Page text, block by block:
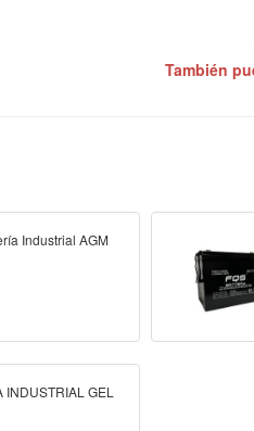
También
Industrial AGM
GEL